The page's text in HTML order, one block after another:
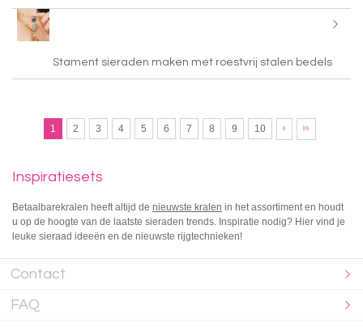
Stament sieraden maken met roestvrij stalen bedels
1 2 3 4 5 6 7 8 9 10
Inspiratiesets
Betaalbarekralen heeft altijd de nieuwste kralen in het assortiment en houdt
u op de hoogte van de laatste sieraden trends. Inspiratie nodig? Hier vind je
leuke sieraad ideeën en de nieuwste rijgtechnieken!
Contact
FAQ